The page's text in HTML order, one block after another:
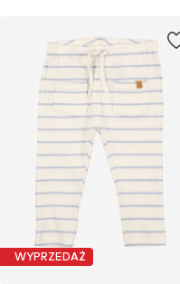
WYPRZEDAŻ